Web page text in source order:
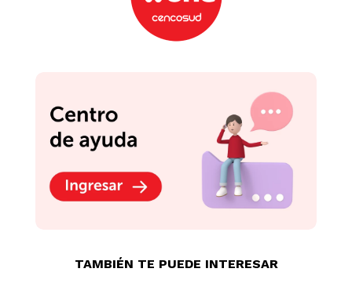
Mezcla Blanca Flor
Panqueque Casero 720g
Flan Diet Universal de
Vainilla Caja 19 g
.60